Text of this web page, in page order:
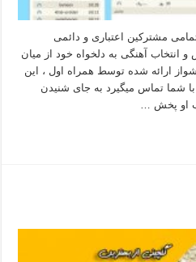
مشترکین اعتباری و دائمی
انتخاب آهنگی به دلخواه خود از میان
ارائه شده توسط همراه اول ، این
شما تماس میگیرد به جای شنیدن
او پخش …